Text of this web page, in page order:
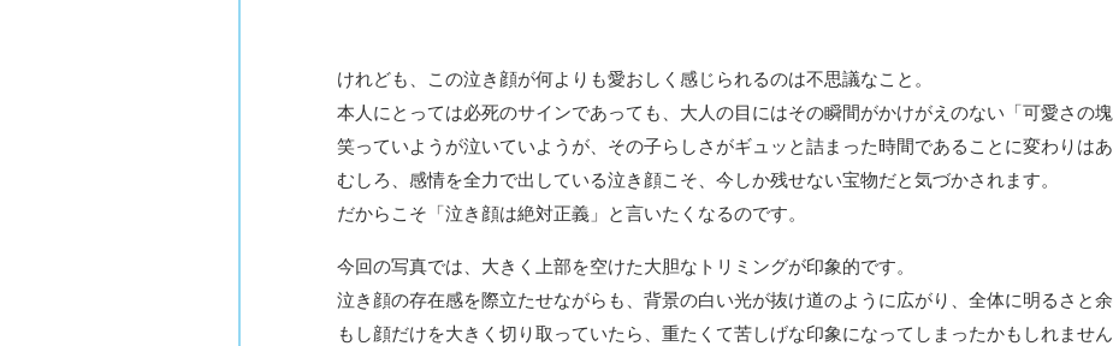
けれども、この泣き顔が何よりも愛おしく感じられるのは不思議なこと。
本人にとっては必死のサインであっても、大人の目にはその瞬間がかけがえのない「可愛さの塊
笑っていようが泣いていようが、その子らしさがギュッと詰まった時間であることに変わりはあ
むしろ、感情を全力で出している泣き顔こそ、今しか残せない宝物だと気づかされます。
だからこそ「泣き顔は絶対正義」と言いたくなるのです。
今回の写真では、大きく上部を空けた大胆なトリミングが印象的です。
泣き顔の存在感を際立たせながらも、背景の白い光が抜け道のように広がり、全体に明るさと余
もし顔だけを大きく切り取っていたら、重たくて苦しげな印象になってしまったかもしれません